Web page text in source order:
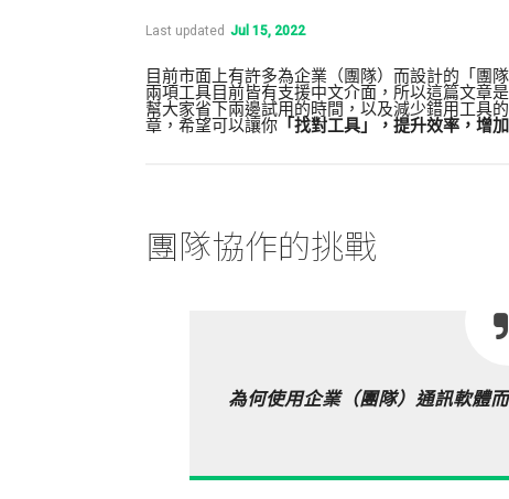
Last updated Jul 15, 2022
目前市面上有許多為企業（團隊）而設計的「團
兩項工具目前皆有支援中文介面，所以這篇文章
幫大家省下兩邊試用的時間，以及減少錯用工具
章，希望可以讓你 「找對工具」，提升效率，增
團隊協作的挑戰
為何使用企業（團隊）通訊軟體